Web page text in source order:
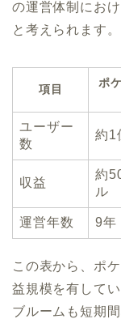
の運営体制にお
と考えられます。
項目
ポ
ユーザー
数
約1
収益
約
ル
運営年数 9年
この表から、ポ
益規模を有して
ブルームも短期